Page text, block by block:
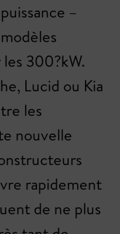
–
300?kW.
Lucid ou Kia
les
nouvelle
rapidement
de ne plus